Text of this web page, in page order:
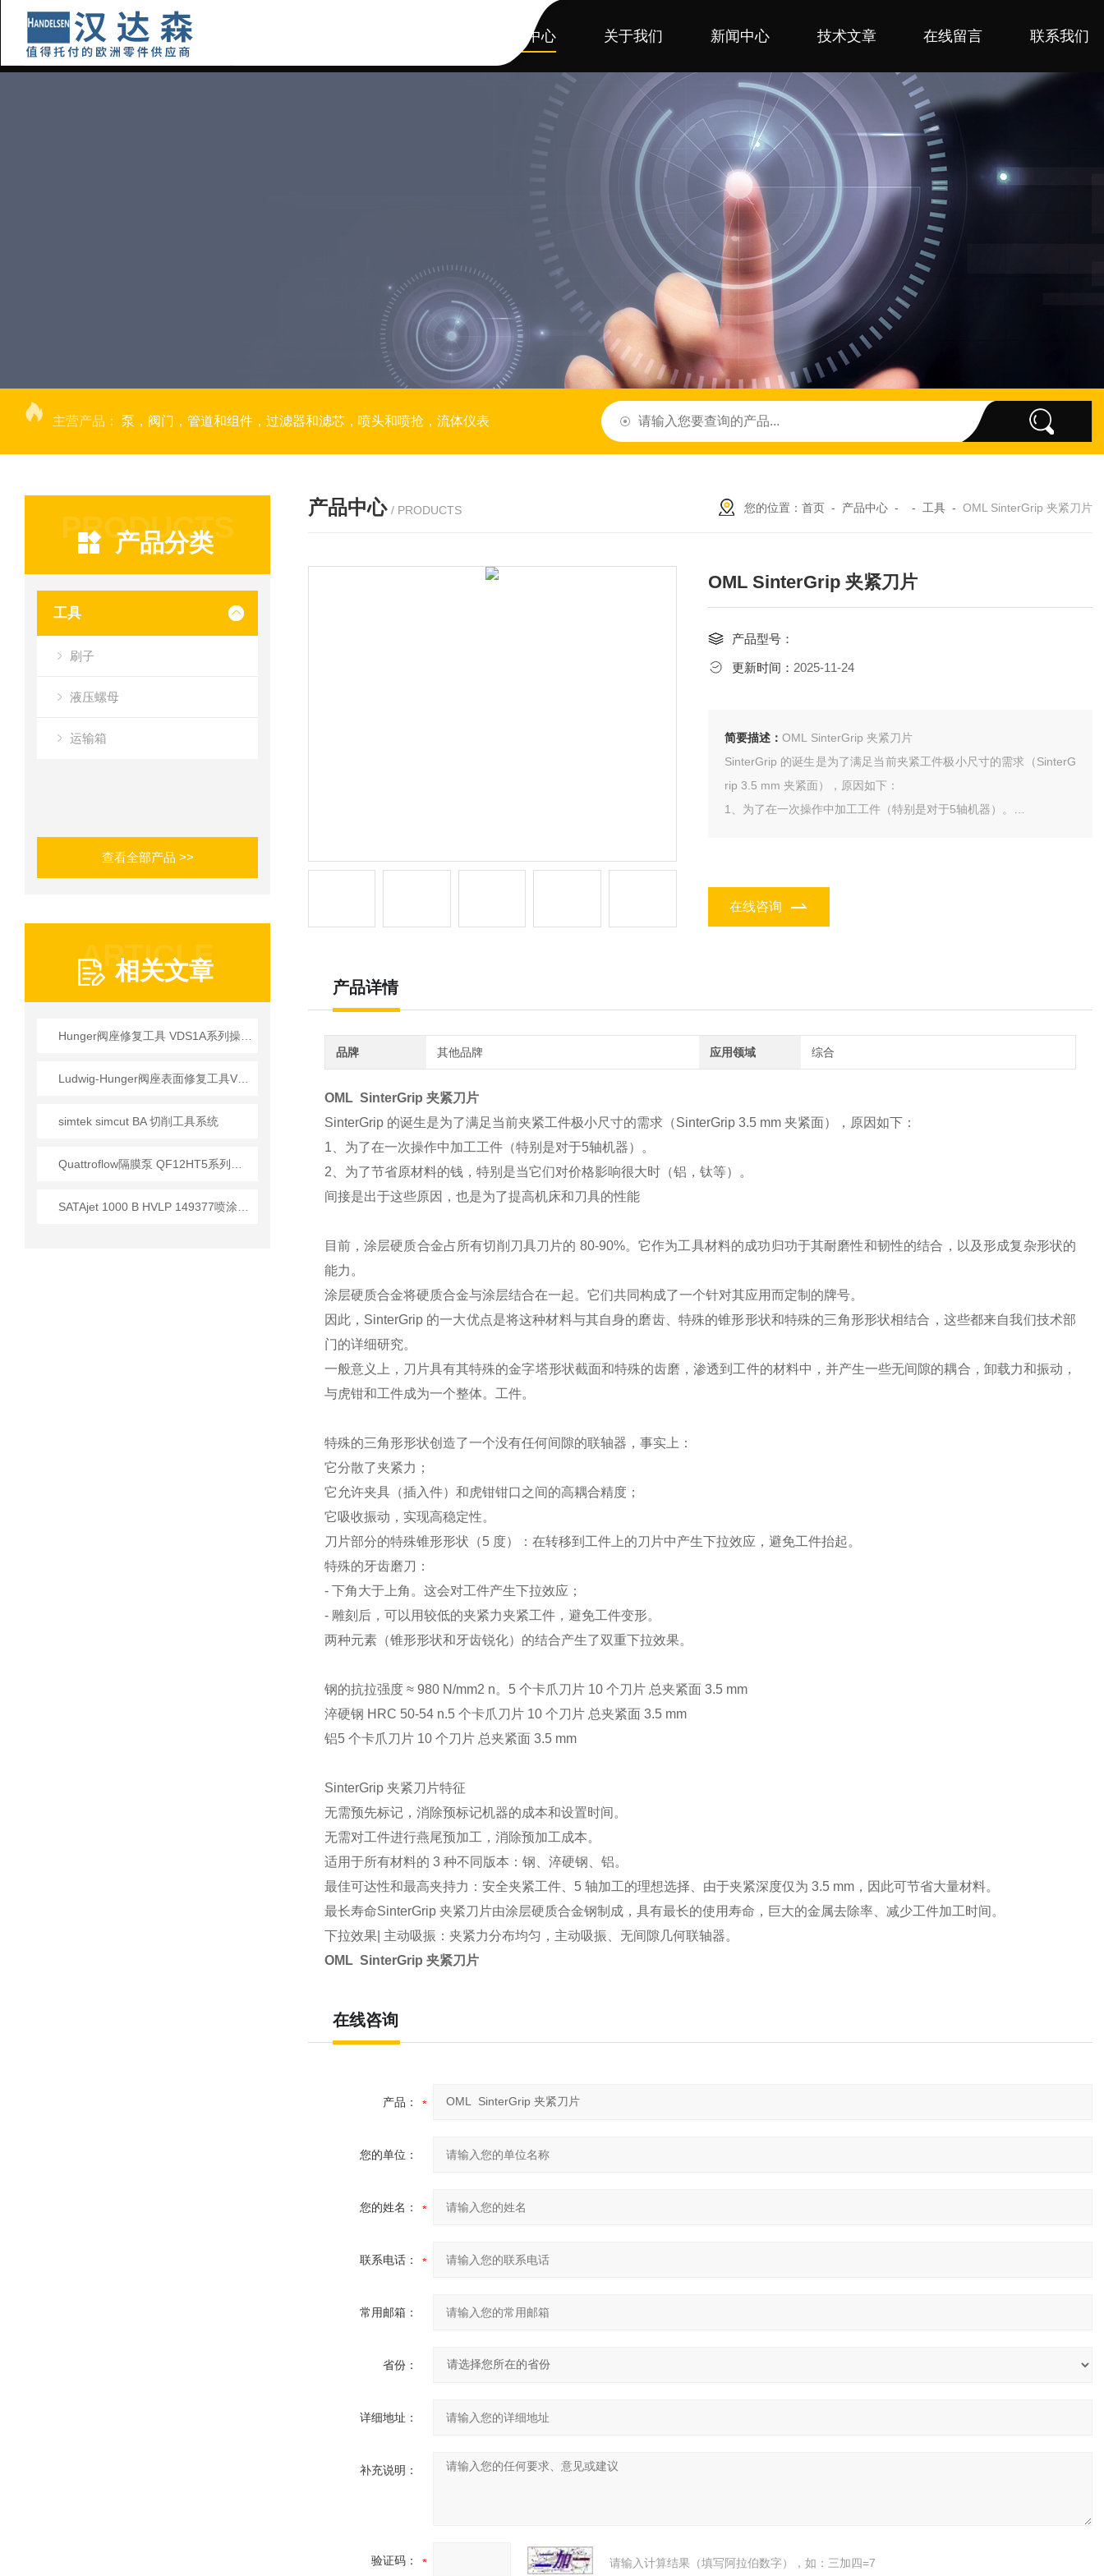
产品中心 关于我们 新闻中心 技术文章 在线留言 联系我们
主营产品： 泵，阀门，管道和组件，过滤器和滤芯，喷头和喷抢，流体仪表
PRODUCTS
产品分类
工具
刷子
液压螺母
运输箱
查看全部产品 >>
ARTICLE
相关文章
simtek simcut BA 切削工具系统
产品中心 / PRODUCTS 您的位置： 首页 - 产品中心 - - 工具 - OML SinterGrip 夹紧刀片
OML SinterGrip 夹紧刀片
产品型号：
更新时间： 2025-11-24
简要描述：
OML SinterGrip 夹紧刀片
SinterGrip 的诞生是为了满足当前夹紧工件极小尺寸的需求（SinterG
rip 3.5 mm 夹紧面），原因如下：
1、为了在一次操作中加工工件（特别是对于5轴机器）。
在线咨询
产品详情
品牌 其他品牌 应用领域 综合
OML SinterGrip 夹紧刀片
SinterGrip 的诞生是为了满足当前夹紧工件极小尺寸的需求（SinterGrip 3.5 mm 夹紧面），原因如下：
1、为了在一次操作中加工工件（特别是对于5轴机器）。
2、为了节省原材料的钱，特别是当它们对价格影响很大时（铝，钛等）。
间接是出于这些原因，也是为了提高机床和刀具的性能
目前，涂层硬质合金占所有切削刀具刀片的 80-90%。它作为工具材料的成功归功于其耐磨性和韧性的结合，以及形成复杂形状的
能力。
涂层硬质合金将硬质合金与涂层结合在一起。它们共同构成了一个针对其应用而定制的牌号。
因此，SinterGrip 的一大优点是将这种材料与其自身的磨齿、特殊的锥形形状和特殊的三角形形状相结合，这些都来自我们技术部
门的详细研究。
一般意义上，刀片具有其特殊的金字塔形状截面和特殊的齿磨，渗透到工件的材料中，并产生一些无间隙的耦合，卸载力和振动，
与虎钳和工件成为一个整体。工件。
特殊的三角形形状创造了一个没有任何间隙的联轴器，事实上：
它分散了夹紧力；
它允许夹具（插入件）和虎钳钳口之间的高耦合精度；
它吸收振动，实现高稳定性。
刀片部分的特殊锥形形状（5 度）：在转移到工件上的刀片中产生下拉效应，避免工件抬起。
特殊的牙齿磨刀：
- 下角大于上角。这会对工件产生下拉效应；
- 雕刻后，可以用较低的夹紧力夹紧工件，避免工件变形。
两种元素（锥形形状和牙齿锐化）的结合产生了双重下拉效果。
钢的抗拉强度 ≈ 980 N/mm2 n。5 个卡爪刀片 10 个刀片 总夹紧面 3.5 mm
淬硬钢 HRC 50-54 n.5 个卡爪刀片 10 个刀片 总夹紧面 3.5 mm
铝5 个卡爪刀片 10 个刀片 总夹紧面 3.5 mm
SinterGrip 夹紧刀片特征
无需预先标记，消除预标记机器的成本和设置时间。
无需对工件进行燕尾预加工，消除预加工成本。
适用于所有材料的 3 种不同版本：钢、淬硬钢、铝。
最佳可达性和最高夹持力：安全夹紧工件、5 轴加工的理想选择、由于夹紧深度仅为 3.5 mm，因此可节省大量材料。
最长寿命SinterGrip 夹紧刀片由涂层硬质合金钢制成，具有最长的使用寿命，巨大的金属去除率、减少工件加工时间。
下拉效果| 主动吸振：夹紧力分布均匀，主动吸振、无间隙几何联轴器。
OML SinterGrip 夹紧刀片
在线咨询
产品：
您的单位：
您的姓名：
联系电话：
常用邮箱：
省份：
详细地址：
补充说明：
验证码： 请输入计算结果（填写阿拉伯数字），如：三加四=7